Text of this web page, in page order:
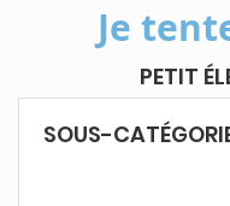
Je
PETIT
SOUS-